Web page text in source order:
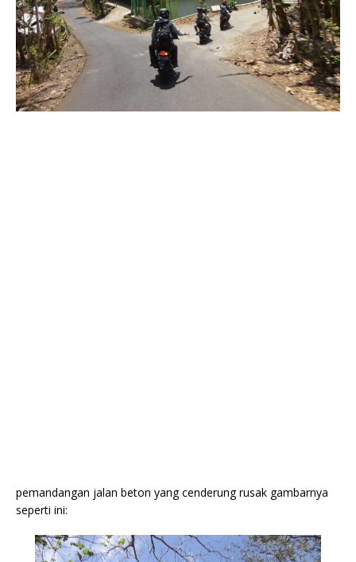
pemandangan jalan beton yang cenderung rusak gambarnya
seperti ini: